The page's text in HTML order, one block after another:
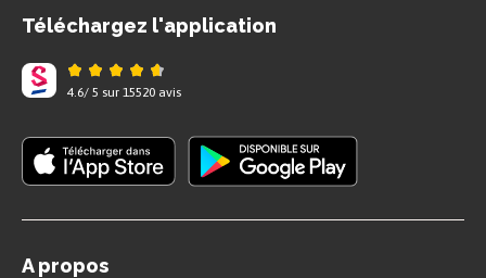
Téléchargez l'application
4.6/ 5 sur 15520 avis
A propos